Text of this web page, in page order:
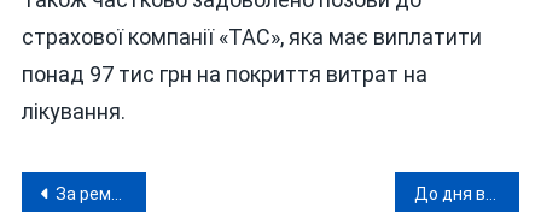
страхової компанії «ТАС», яка має виплатити
понад 97 тис грн на покриття витрат на
лікування.
Навігація
За ремонт корпусу Вінницького технічного вишу фірмі відомого винороба можуть переплатити майже 11 мільйонів До дня волонтера Зеленський відзначив вінницького коміка, якому «відрізали» світло за несплату комуналки